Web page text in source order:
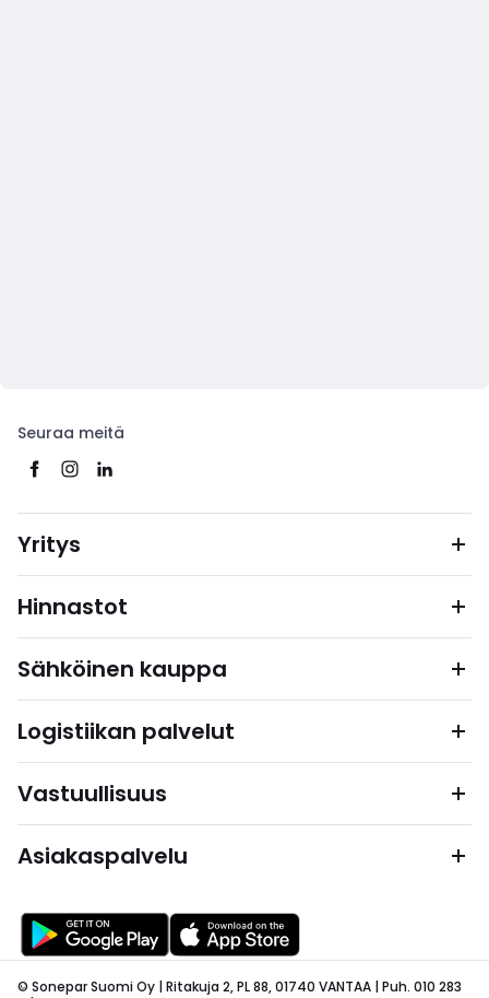
Seuraa meitä
Yritys
Hinnastot
Sähköinen kauppa
Logistiikan palvelut
Vastuullisuus
Asiakaspalvelu
© Sonepar Suomi Oy | Ritakuja 2, PL 88, 01740 VANTAA | Puh. 010 283